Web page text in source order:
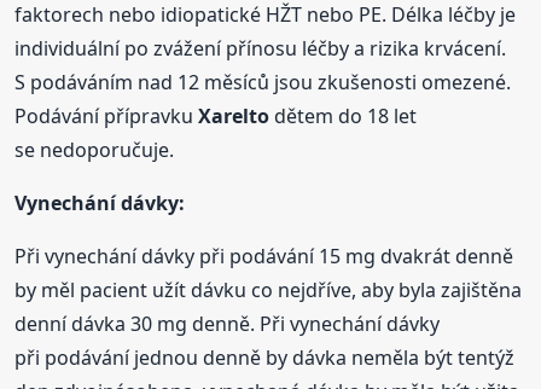
faktorech nebo idiopatické HŽT nebo PE. Délka léčby je
individuální po zvážení přínosu léčby a rizika krvácení.
S podáváním nad 12 měsíců jsou zkušenosti omezené.
Podávání přípravkuXareltodětem do 18 let
se nedoporučuje.
Vynechání dávky:
Při vynechání dávky při podávání 15 mg dvakrát denně
by měl pacient užít dávku co nejdříve, aby byla zajištěna
denní dávka 30 mg denně. Při vynechání dávky
při podávání jednou denně by dávka neměla být tentýž